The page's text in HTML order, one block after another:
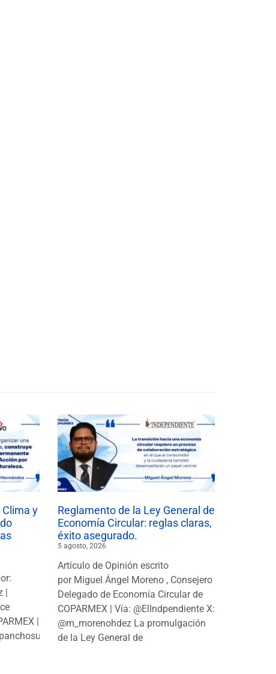
y
|
|
Reglamento de la Ley General de
Economía Circular: reglas claras,
éxito asegurado.
5 agosto, 2026
Artículo de Opinión escrito
por Miguel Ángel Moreno , Consejero
Delegado de Economía Circular de
COPARMEX | Vía: @ElIndpendiente X:
@m_morenohdez La promulgación
de la Ley General de